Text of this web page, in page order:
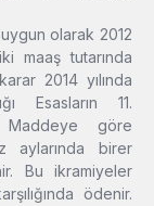
olarak 2012
maaş tutarında
2014 yılında
Esasların 11.
Maddeye göre
aylarında birer
Bu ikramiyeler
ödenir.